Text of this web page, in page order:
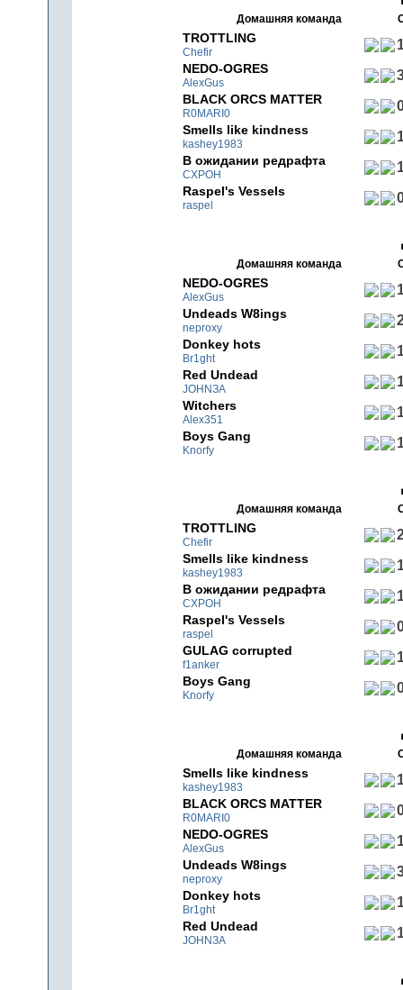
Домашняя команда
TROTTLING
Chefir
NEDO-OGRES
AlexGus
BLACK ORCS MATTER
R0MARI0
Smells like kindness
kashey1983
В ожидании редрафта
CXPOH
Raspel's Vessels
raspel
Домашняя команда
NEDO-OGRES
AlexGus
Undeads W8ings
neproxy
Donkey hots
Br1ght
Red Undead
JOHNЗA
Witchers
Alex351
Boys Gang
Knorfy
Домашняя команда
TROTTLING
Chefir
Smells like kindness
kashey1983
В ожидании редрафта
CXPOH
Raspel's Vessels
raspel
GULAG corrupted
f1anker
Boys Gang
Knorfy
Домашняя команда
Smells like kindness
kashey1983
BLACK ORCS MATTER
R0MARI0
NEDO-OGRES
AlexGus
Undeads W8ings
neproxy
Donkey hots
Br1ght
Red Undead
JOHNЗA